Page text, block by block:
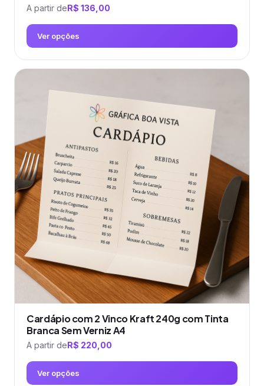
A partir deR$ 136,00
Ver opções
Este
produto
As
opções
podem
ser
escolhidas
na
página
do
produto
Cardápio com 2 Vinco Kraft 240g com Tinta
Branca Sem Verniz A4
A partir deR$ 220,00
Ver opções